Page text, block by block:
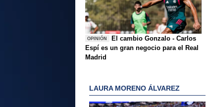
OPINIÓN
El cambio Gonzalo - Carlos
Espí es un gran negocio para el Real
Madrid
LAURA MORENO ÁLVAREZ